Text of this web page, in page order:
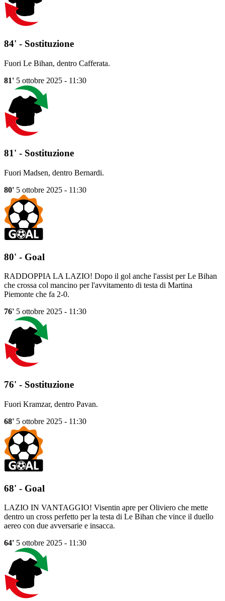
84' - Sostituzione
Fuori Le Bihan, dentro Cafferata.
81' 5 ottobre 2025 - 11:30
81' - Sostituzione
Fuori Madsen, dentro Bernardi.
80' 5 ottobre 2025 - 11:30
80' - Goal
RADDOPPIA LA LAZIO! Dopo il gol anche l'assist per Le Bihan
che crossa col mancino per l'avvitamento di testa di Martina
Piemonte che fa 2-0.
76' 5 ottobre 2025 - 11:30
76' - Sostituzione
Fuori Kramzar, dentro Pavan.
68' 5 ottobre 2025 - 11:30
68' - Goal
LAZIO IN VANTAGGIO! Visentin apre per Oliviero che mette
dentro un cross perfetto per la testa di Le Bihan che vince il duello
aereo con due avversarie e insacca.
64' 5 ottobre 2025 - 11:30